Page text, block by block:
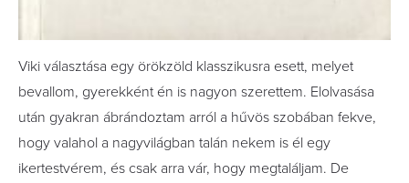
Viki választása egy örökzöld klasszikusra esett, melyet
bevallom, gyerekként én is nagyon szerettem. Elolvasása
után gyakran ábrándoztam arról a hűvös szobában fekve,
hogy valahol a nagyvilágban talán nekem is él egy
ikertestvérem, és csak arra vár, hogy megtaláljam. De